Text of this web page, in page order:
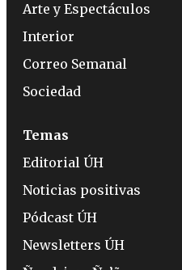
Arte y Espectáculos
Interior
Correo Semanal
Sociedad
Temas
Editorial ÚH
Noticias positivas
Pódcast ÚH
Newsletters ÚH